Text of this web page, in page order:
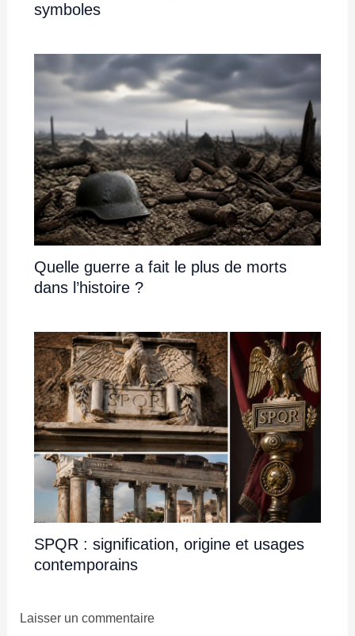
symboles
Quelle guerre a fait le plus de morts
dans l’histoire ?
SPQR : signification, origine et usages
contemporains
Laisser un commentaire